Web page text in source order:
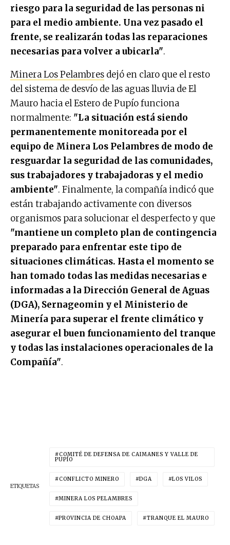
riesgo para la seguridad de las personas ni
para el medio ambiente. Una vez pasado el
frente, se realizarán todas las reparaciones
necesarias para volver a ubicarla".
Minera Los Pelambres dejó en claro que el resto
del sistema de desvío de las aguas lluvia de El
Mauro hacia el Estero de Pupío funciona
normalmente: "La situación está siendo
permanentemente monitoreada por el
equipo de Minera Los Pelambres de modo de
resguardar la seguridad de las comunidades,
sus trabajadores y trabajadoras y el medio
ambiente". Finalmente, la compañía indicó que
están trabajando activamente con diversos
organismos para solucionar el desperfecto y que
"mantiene un completo plan de contingencia
preparado para enfrentar este tipo de
situaciones climáticas. Hasta el momento se
han tomado todas las medidas necesarias e
informadas a la Dirección General de Aguas
(DGA), Sernageomin y el Ministerio de
Minería para superar el frente climático y
asegurar el buen funcionamiento del tranque
y todas las instalaciones operacionales de la
Compañía".
ETIQUETAS
COMITÉ DE DEFENSA DE CAIMANES Y VALLE DE
PUPÍO
CONFLICTO MINERO DGA LOS VILOS
MINERA LOS PELAMBRES
PROVINCIA DE CHOAPA TRANQUE EL MAURO